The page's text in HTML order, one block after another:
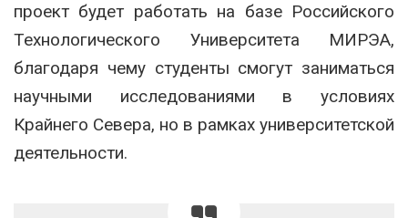
проект будет работать на базе Российского
Технологического Университета МИРЭА,
благодаря чему студенты смогут заниматься
научными исследованиями в условиях
Крайнего Севера, но в рамках университетской
деятельности.